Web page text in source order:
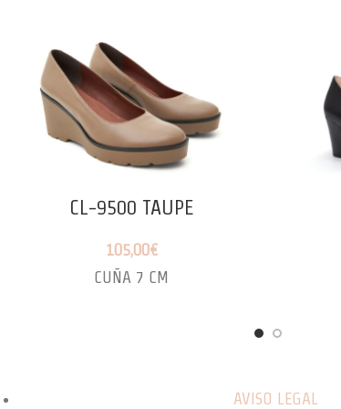
CL-9500 TAUPE
105,00€
CUÑA 7 CM
AVISO LEGAL